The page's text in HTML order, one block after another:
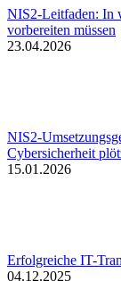
NIS2-Leitfaden: In
vorbereiten müssen
23.04.2026
NIS2-
Cybersicherheit
15.01.2026
Erfolgreiche IT-
04.12.2025